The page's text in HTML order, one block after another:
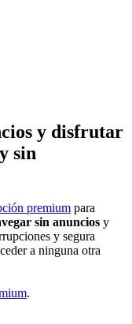
y disfrutar
sin
premium para
sin anuncios y
y segura
a ninguna otra
.